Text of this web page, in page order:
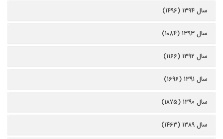
سال ۱۳۹۴ (۱۴۹۶)
سال ۱۳۹۳ (۱۰۸۴)
سال ۱۳۹۲ (۱۱۶۶)
سال ۱۳۹۱ (۱۶۹۶)
سال ۱۳۹۰ (۱۸۷۵)
سال ۱۳۸۹ (۱۴۶۳)